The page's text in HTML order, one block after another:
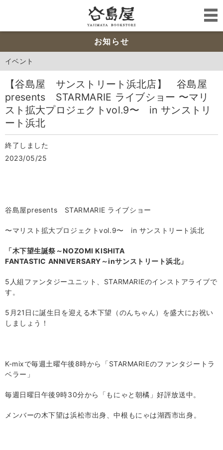
お知らせ
イベント
【谷島屋 サンストリート浜北店】 谷島屋
presents STARMARIE ライブショー 〜マリ
スト拡大プロジェクトvol.9〜 in サンストリ
ート浜北
終了しました
2023/05/25
谷島屋presents STARMARIE ライブショー
〜マリスト拡大プロジェクトvol.9〜 in サンストリート浜北
「木下望生誕祭～NOZOMI KISHITA
FANTASTIC ANNIVERSARY ～inサンストリート浜北」
5 人組ファンタジーユニット、 STARMARIEのインストアライブで
す。
5 月 21 日に誕生日を迎える木下望（のんちゃん）を盛大にお祝い
しましょう！
K-mixで毎週土曜午後8時から「STARMARIEのファンタジートラ
ベラー」
毎週日曜日午後9時30分から「もにゃと朝橘」好評放送中。
メンバーの木下望は浜松市出身、中根もにゃは湖西市出身。